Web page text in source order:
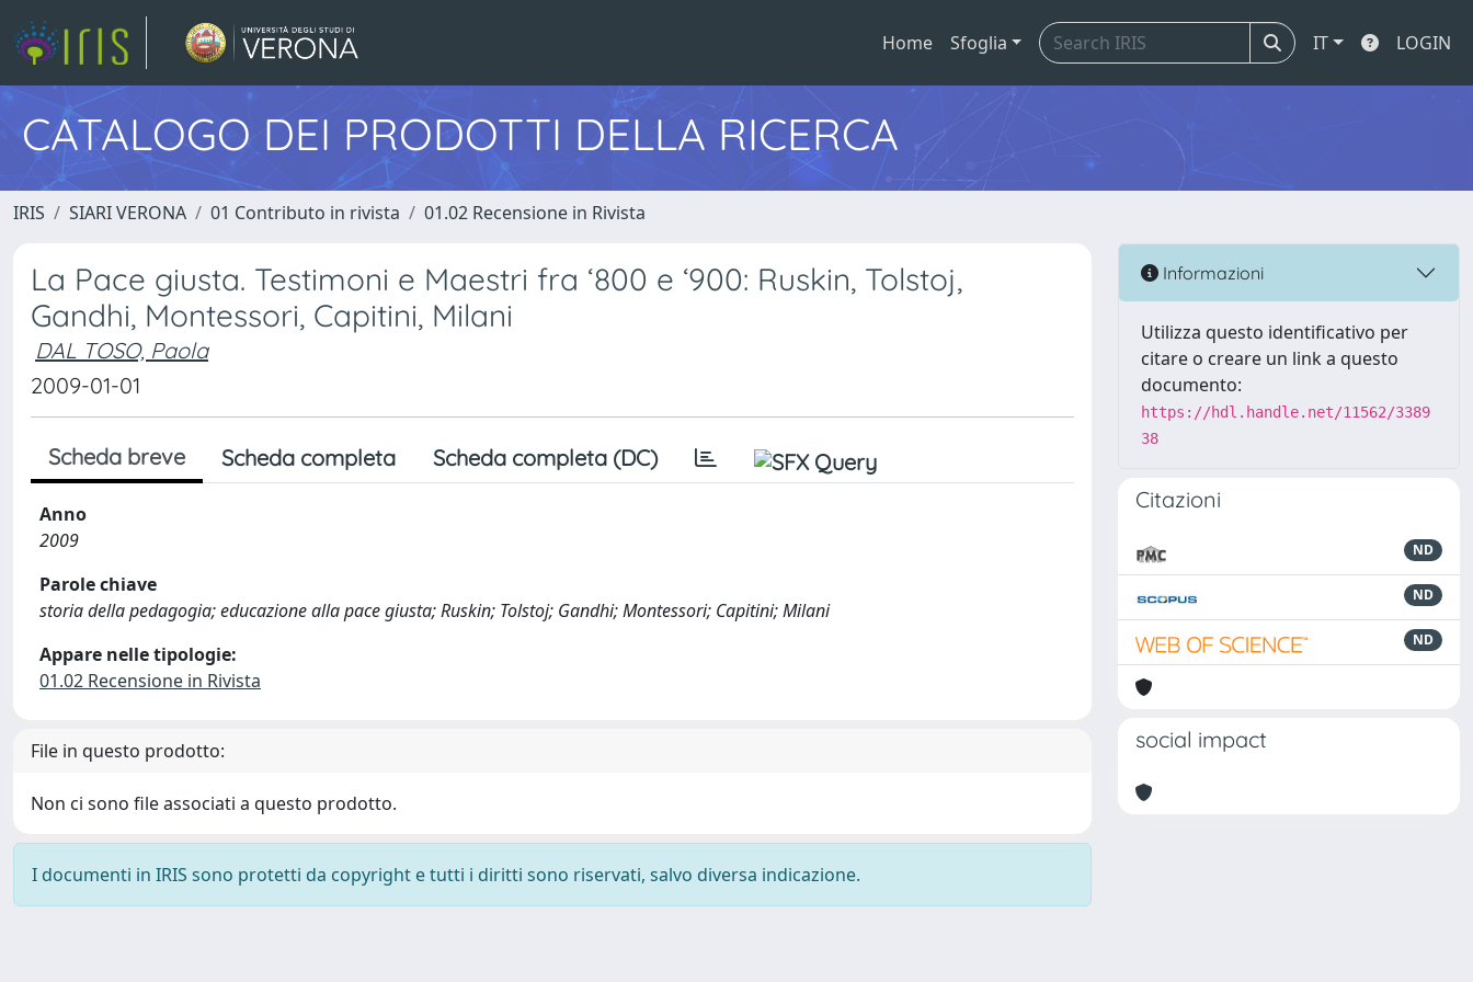
Home Sfoglia IT LOGIN
CATALOGO DEI PRODOTTI DELLA RICERCA
IRIS SIARI VERONA 01 Contributo in rivista 01.02 Recensione in Rivista
La Pace giusta. Testimoni e Maestri fra ‘800 e ‘900: Ruskin, Tolstoj,
Gandhi, Montessori, Capitini, Milani
DAL TOSO, Paola
2009-01-01
Scheda breve Scheda completa Scheda completa (DC)
Anno
2009
Parole chiave
storia della pedagogia; educazione alla pace giusta; Ruskin; Tolstoj; Gandhi; Montessori; Capitini; Milani
Appare nelle tipologie:
01.02 Recensione in Rivista
File in questo prodotto:
Non ci sono file associati a questo prodotto.
I documenti in IRIS sono protetti da copyright e tutti i diritti sono riservati, salvo diversa indicazione.
Informazioni
Utilizza questo identificativo per
citare o creare un link a questo
documento:
https://hdl.handle.net/11562/3389
38
Citazioni
ND
ND
ND
social impact